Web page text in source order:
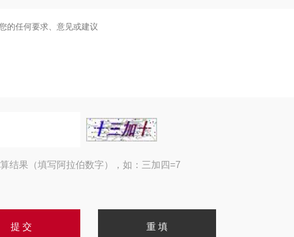
结果（填写阿拉伯数字），如：三加四=7